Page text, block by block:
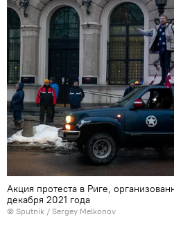
Акция протеста в Риге,
декабря 2021 года
© Sputnik / Sergey Melkonov